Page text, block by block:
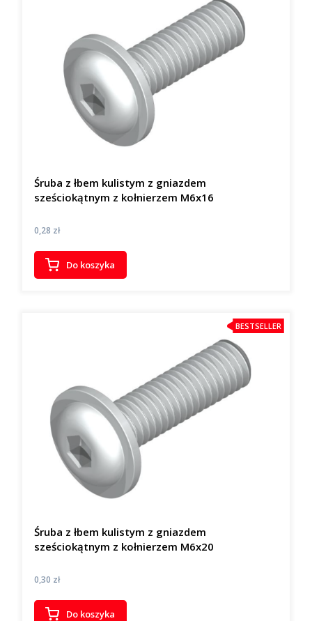
Śruba z łbem kulistym z gniazdem
sześciokątnym z kołnierzem M6x16
Cena
0,28 zł
Do koszyka
BESTSELLER
Śruba z łbem kulistym z gniazdem
sześciokątnym z kołnierzem M6x20
Cena
0,30 zł
Do koszyka